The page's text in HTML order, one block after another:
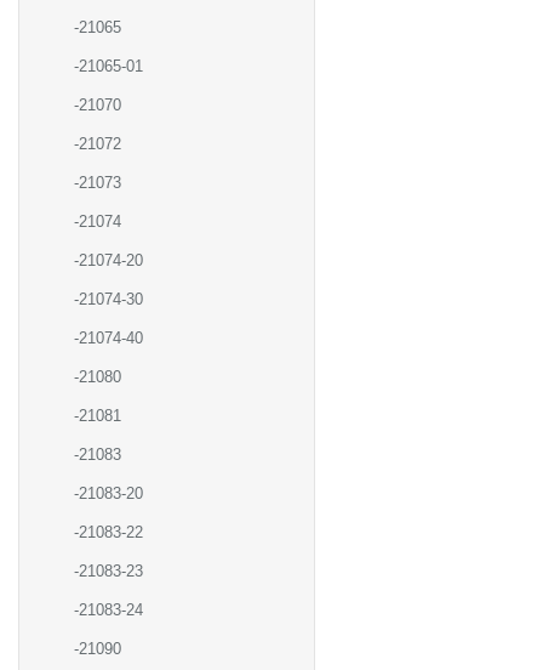
-21065
-21065-01
-21070
-21072
-21073
-21074
-21074-20
-21074-30
-21074-40
-21080
-21081
-21083
-21083-20
-21083-22
-21083-23
-21083-24
-21090